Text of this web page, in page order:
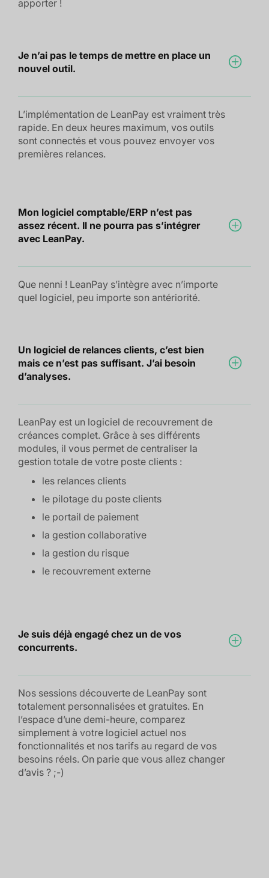
apporter !
Je n’ai pas le temps de mettre en place un
nouvel outil.
L’implémentation de LeanPay est vraiment très
rapide. En deux heures maximum, vos outils
sont connectés et vous pouvez envoyer vos
premières relances.
Mon logiciel comptable/ERP n’est pas
assez récent. Il ne pourra pas s’intégrer
avec LeanPay.
Que nenni ! LeanPay s’intègre avec n’importe
quel logiciel, peu importe son antériorité.
Un logiciel de relances clients, c’est bien
mais ce n’est pas suffisant. J’ai besoin
d’analyses.
LeanPay est un logiciel de recouvrement de
créances complet. Grâce à ses différents
modules, il vous permet de centraliser la
gestion totale de votre poste clients :
les relances clients
le pilotage du poste clients
le portail de paiement
la gestion collaborative
la gestion du risque
le recouvrement externe
Je suis déjà engagé chez un de vos
concurrents.
Nos sessions découverte de LeanPay sont
totalement personnalisées et gratuites. En
l’espace d’une demi-heure, comparez
simplement à votre logiciel actuel nos
fonctionnalités et nos tarifs au regard de vos
besoins réels. On parie que vous allez changer
d’avis ? ;-)